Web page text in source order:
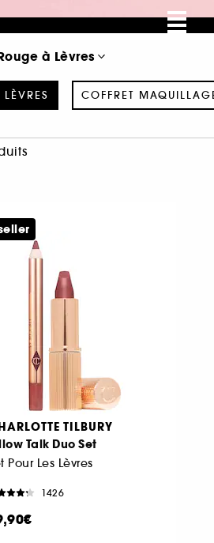
à Lèvres
COFFRET
TILBURY
Talk Duo Set
Pour Les Lèvres
1426